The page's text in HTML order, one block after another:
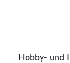
Hobby- und